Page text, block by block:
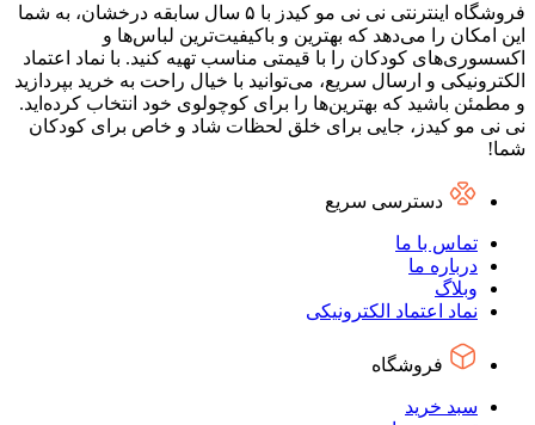
فروشگاه اینترنتی نی نی مو کیدز با ۵ سال سابقه درخشان، به شما
این امکان را می‌دهد که بهترین و باکیفیت‌ترین لباس‌ها و
اکسسوری‌های کودکان را با قیمتی مناسب تهیه کنید. با نماد اعتماد
الکترونیکی و ارسال سریع، می‌توانید با خیال راحت به خرید بپردازید
و مطمئن باشید که بهترین‌ها را برای کوچولوی خود انتخاب کرده‌اید.
نی نی مو کیدز، جایی برای خلق لحظات شاد و خاص برای کودکان
شما!
دسترسی سریع
تماس با ما
درباره ما
وبلاگ
نماد اعتماد الکترونیکی
فروشگاه
سبد خرید